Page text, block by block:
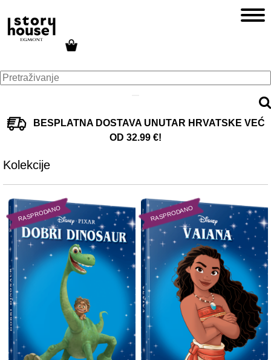
BESPLATNA DOSTAVA UNUTAR HRVATSKE VEĆ
OD 32.99 €!
Kolekcije
RASPRODANO RASPRODANO